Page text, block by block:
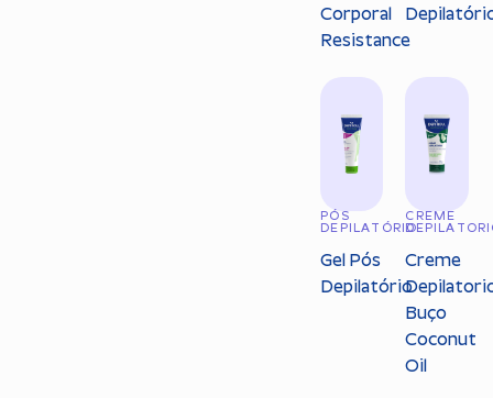
Corporal
Resistance
PÓS
DEPILATÓRIO
Gel Pós
Depilatório
CREME
Creme
Buço
Coconut
Oil